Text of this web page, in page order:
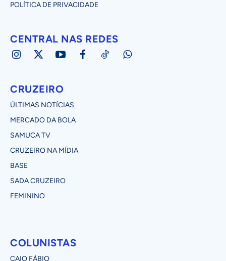
POLÍTICA DE PRIVACIDADE
CENTRAL NAS REDES
CRUZEIRO
ÚLTIMAS NOTÍCIAS
MERCADO DA BOLA
SAMUCA TV
CRUZEIRO NA MÍDIA
BASE
SADA CRUZEIRO
FEMININO
COLUNISTAS
CAIO FÁBIO